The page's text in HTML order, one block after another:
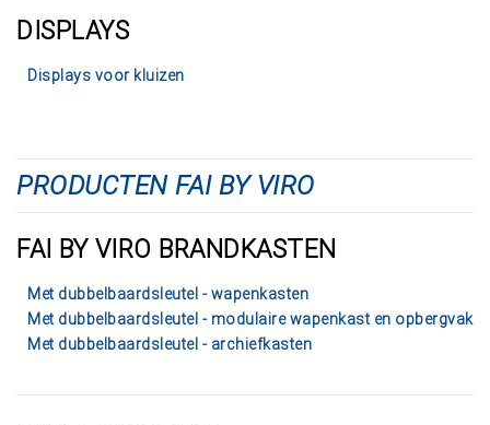
DISPLAYS
Displays voor kluizen
PRODUCTEN FAI BY VIRO
FAI BY VIRO BRANDKASTEN
Met dubbelbaardsleutel - wapenkasten
Met dubbelbaardsleutel - modulaire wapenkast en opbergvak
Met dubbelbaardsleutel - archiefkasten